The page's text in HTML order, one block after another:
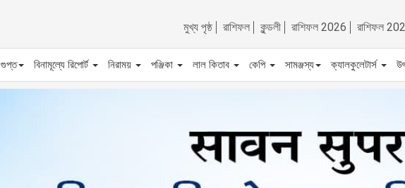
মুখ্য পৃষ্ঠ রাশিফল কুন্ডলী রাশিফল 2026 রাশিফল
গুপ্ত বিনামূল্যে রিপোর্ট নিরাময় পঞ্জিকা লাল কিতাব কেপি সামঞ্জস্য ক্যালকুলেটার্স